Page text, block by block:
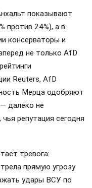
показывают
против 24%), а в
консерваторы и
не только AfD
Reuters, AfD
Мерца одобряют
далеко не
репутация сегодня
тревога:
прямую угрозу
удары ВСУ по